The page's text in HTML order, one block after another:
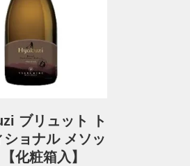
ブリュット ト
ショナル メソッ
【化粧箱入】